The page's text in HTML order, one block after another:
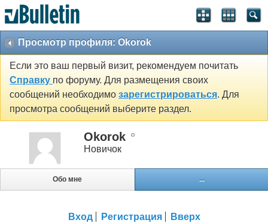
Просмотр профиля: Okorok
Если это ваш первый визит, рекомендуем почитать
Справку по форуму. Для размещения своих
сообщений необходимо зарегистрироваться. Для
просмотра сообщений выберите раздел.
Okorok
Новичок
Обо мне ...
Вход Регистрация Вверх